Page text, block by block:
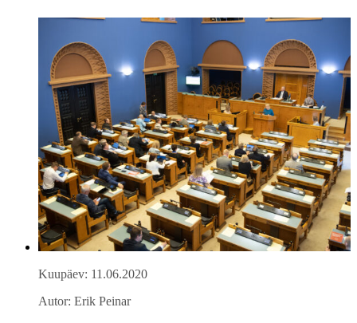
Kuupäev: 11.06.2020
Autor: Erik Peinar